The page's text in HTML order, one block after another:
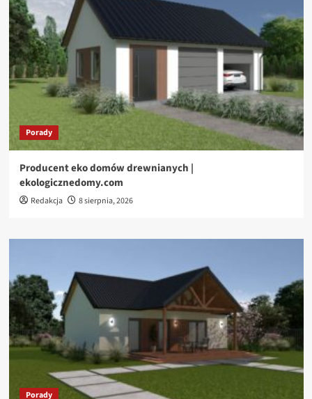
Porady
Producent eko domów drewnianych |
ekologicznedomy.com
Redakcja 8 sierpnia, 2026
Porady